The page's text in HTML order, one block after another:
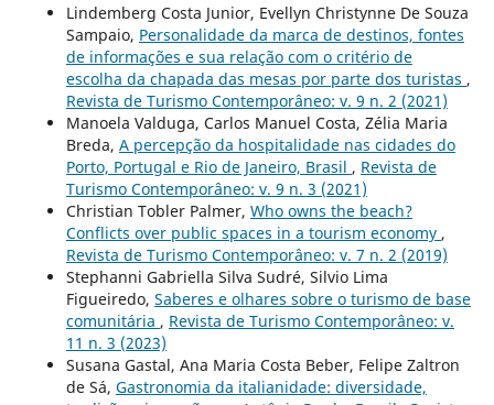
Lindemberg Costa Junior, Evellyn Christynne De Souza
Sampaio, Personalidade da marca de destinos, fontes
de informações e sua relação com o critério de
escolha da chapada das mesas por parte dos turistas ,
Revista de Turismo Contemporâneo: v. 9 n. 2 (2021)
Manoela Valduga, Carlos Manuel Costa, Zélia Maria
Breda, A percepção da hospitalidade nas cidades do
Porto, Portugal e Rio de Janeiro, Brasil , Revista de
Turismo Contemporâneo: v. 9 n. 3 (2021)
Christian Tobler Palmer, Who owns the beach?
Conflicts over public spaces in a tourism economy ,
Revista de Turismo Contemporâneo: v. 7 n. 2 (2019)
Stephanni Gabriella Silva Sudré, Silvio Lima
Figueiredo, Saberes e olhares sobre o turismo de base
comunitária , Revista de Turismo Contemporâneo: v.
11 n. 3 (2023)
Susana Gastal, Ana Maria Costa Beber, Felipe Zaltron
de Sá, Gastronomia da italianidade: diversidade,